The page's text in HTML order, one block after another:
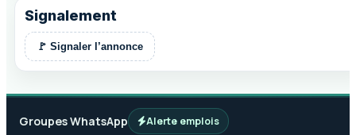
Signalement
🚩 Signaler l’annonce
Groupes WhatsApp Alerte emplois